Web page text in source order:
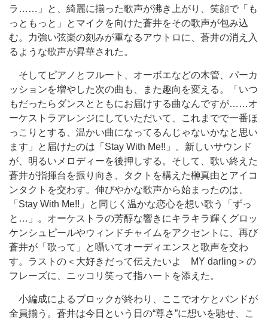
ラ……」と、綺麗に揃った歌声が沸き上がり、笑顔で「も
っともっと」とマイクを向けた蒼井をその歌声が包み込
む。力強い弦楽の刻みが重なるアウトロに、蒼井の消え入
るような歌声が昇華された。
そしてピアノとフルート、オーボエなどの木管、パーカ
ッションを増やした次の曲も、また趣向を変える。「いつ
もだったらダンスとともにお届けする曲なんですが……オ
ーケストラアレンジにしていただいて、これまでで一番ほ
っこりとする、温かい曲になってるんじゃないかなと思い
ます」と届けたのは「Stay With Me!!」。新しいサウンド
が、明るいメロディーを後押しする。そして、歌い終えた
蒼井が指揮台を振り向き、タクトを構えた榊真由とアイコ
ンタクトを交わす。伸びやかな歌声から始まったのは、
「Stay With Me!!」と同じく温かな恋心を想い歌う「ずっ
と…」。オーケストラの芳醇な響きにキラキラ輝くグロッ
ケンシュピールやウィンドチャイムをアクセントに、再び
蒼井が「歌って」と囁いてオーディエンスと歌声を交わ
す。ラストの＜大好きだって伝えたいよ MY darling＞の
フレーズに、ニッコリ笑って指ハートを添えた。
小編成によるブロックが終わり、ここでオケとバンドが
全員揃う。蒼井は今日という日の“尊さ”に想いを馳せ、こ